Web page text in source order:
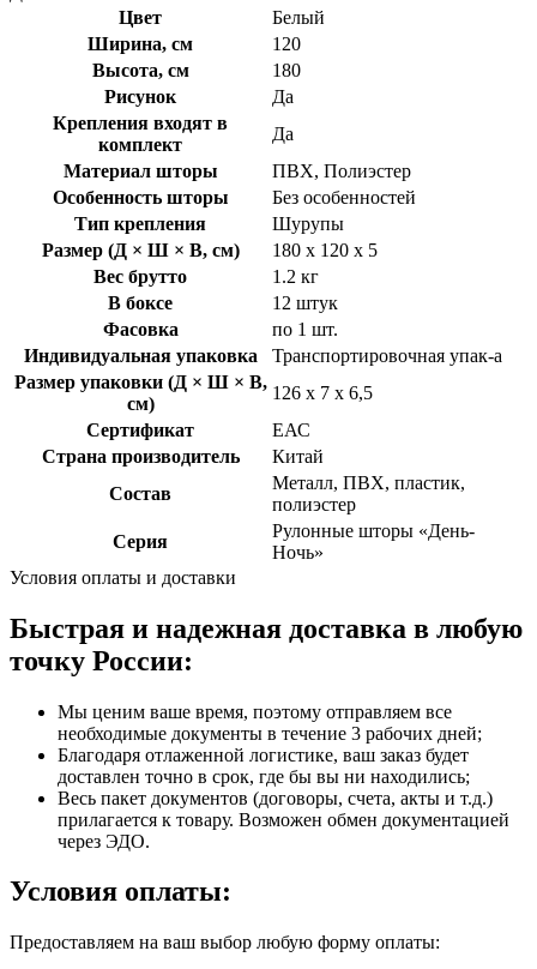
Цвет
Белый
Ширина, см
120
Высота, см
180
Рисунок
Да
Крепления входят в
комплект
Да
Материал шторы
ПВХ, Полиэстер
Особенность шторы
Без особенностей
Тип крепления
Шурупы
Размер (Д × Ш × В, см)
180 х 120 х 5
Вес брутто
1.2 кг
В боксе
12 штук
Фасовка
по 1 шт.
Индивидуальная упаковка
Транспортировочная упак-а
Размер упаковки (Д × Ш × В,
см)
126 х 7 х 6,5
Сертификат
ЕАС
Страна производитель
Китай
Состав
Металл, ПВХ, пластик,
полиэстер
Серия
Рулонные шторы «День-
Ночь»
Условия оплаты и доставки
Быстрая и надежная доставка в любую
точку России:
Мы ценим ваше время, поэтому отправляем все
необходимые документы в течение 3 рабочих дней;
Благодаря отлаженной логистике, ваш заказ будет
доставлен точно в срок, где бы вы ни находились;
Весь пакет документов (договоры, счета, акты и т.д.)
прилагается к товару. Возможен обмен документацией
через ЭДО.
Условия оплаты:
Предоставляем на ваш выбор любую форму оплаты: